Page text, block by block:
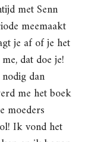
met Senn
meemaakt
je af of je het
dat doe je!
dan
me het boek
moeders
Ik vond het